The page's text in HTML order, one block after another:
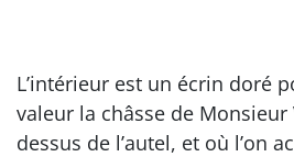
L’intérieur est un écrin doré
valeur la châsse de
dessus de l’autel, et où l’on